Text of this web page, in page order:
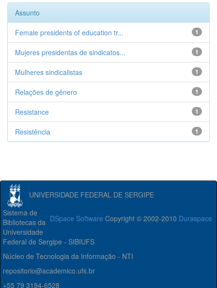
Assunto
1
Female presidents of education tr...
1
Mujeres presidentas de sindicatos...
1
Mulheres sindicalistas
1
Relações de gênero
1
Resistance
1
Resistência
UNIVERSIDADE FEDERAL DE SERGIPE
DSpace Software Copyright © 2002-2010 Duraspace
Sistema de
Bibliotecas da
Universidade
Federal de Sergipe - SIBIUFS
Núcleo de Tecnologia da Informação - NTI
repositorio@academico.ufs.br
+55 79 3194-6528